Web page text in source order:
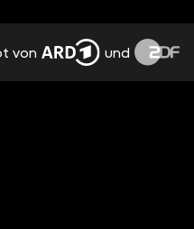
DAS MUSS SICH BEIM BVB
| RÜCKBLICK 28.
von und